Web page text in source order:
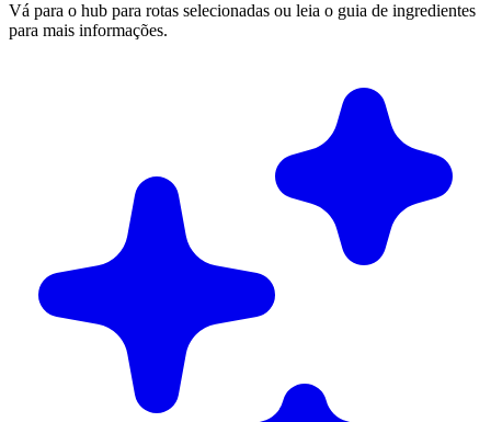
Vá para o hub para rotas selecionadas ou leia o guia de ingredientes
para mais informações.